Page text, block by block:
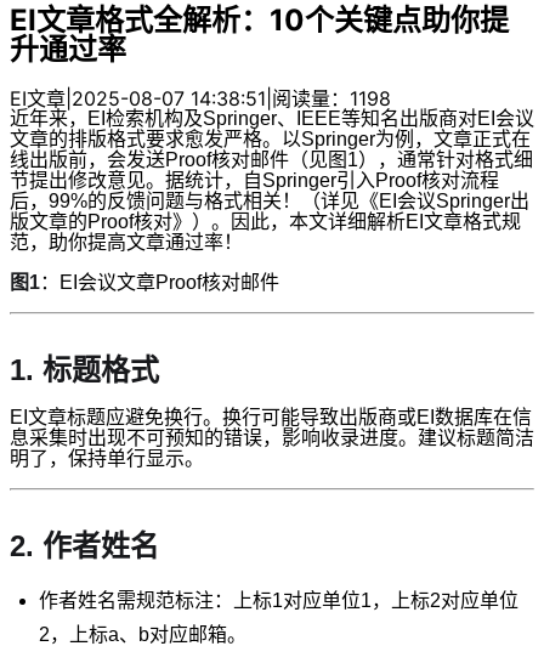
EI文章格式全解析：10个关键点助你提
升通过率
EI文章 2025-08-07 14:38:51 阅读量：1198
近年来，EI检索机构及Springer、IEEE等知名出版商对EI会议
文章的排版格式要求愈发严格。以Springer为例，文章正式在
线出版前，会发送Proof核对邮件（见图1），通常针对格式细
节提出修改意见。据统计，自Springer引入Proof核对流程
后，99%的反馈问题与格式相关！（详见《EI会议Springer出
版文章的Proof核对》）。因此，本文详细解析EI文章格式规
范，助你提高文章通过率！
图1：EI会议文章Proof核对邮件
1. 标题格式
EI文章标题应避免换行。换行可能导致出版商或EI数据库在信
息采集时出现不可预知的错误，影响收录进度。建议标题简洁
明了，保持单行显示。
2. 作者姓名
作者姓名需规范标注：上标1对应单位1，上标2对应单位
2，上标a、b对应邮箱。